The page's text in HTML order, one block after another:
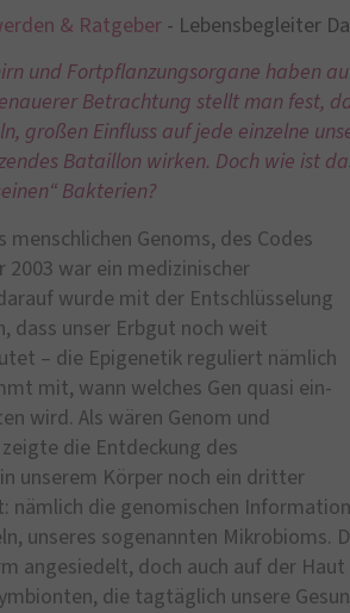
& Ratgeber- Lebensbegleiter
und Fortpflanzungsorgane haben
Betrachtung stellt man fest,
großen Einfluss auf jede einzelne
Bataillon wirken. Doch wie ist
Bakterien?
menschlichen Genoms, des Codes
2003 war ein medizinischer
wurde mit der Entschlüsselung
dass unser Erbgut noch weit
– die Epigenetik reguliert nämlich
mit, wann welches Gen quasi ein-
wird. Als wären Genom und
die Entdeckung des
unserem Körper noch ein dritter
nämlich die genomischen
unseres sogenannten Mikrobioms.
angesiedelt, doch auch auf der
die tagtäglich unsere